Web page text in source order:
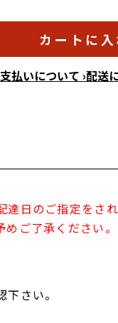
カートに入
払いについて ›配送
達日のご指定をさ
ご了承ください。
さい。